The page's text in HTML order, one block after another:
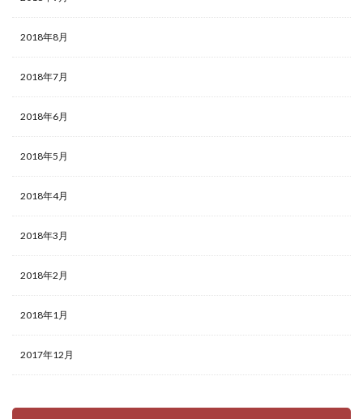
2018年8月
2018年7月
2018年6月
2018年5月
2018年4月
2018年3月
2018年2月
2018年1月
2017年12月